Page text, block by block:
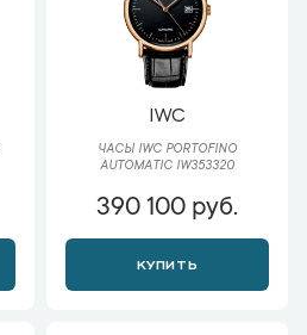
IWC
ЧАСЫ IWC PORTOFINO
AUTOMATIC IW353320
390 100 руб.
КУПИТЬ